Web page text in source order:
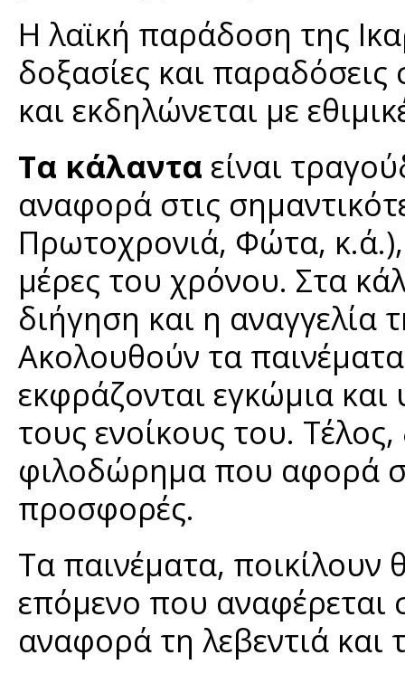
Η λαϊκή παράδοση της
δοξασίες και παραδόσεις
και εκδηλώνεται με
Τα κάλαντα είναι
αναφορά στις
Πρωτοχρονιά, Φώτα, κ.ά.),
μέρες του χρόνου. Στα
διήγηση και η αναγγελία
Ακολουθούν τα
εκφράζονται εγκώμια και
τους ενοίκους του.
φιλοδώρημα που αφορά
προσφορές.
Τα παινέματα, ποικίλουν
επόμενο που αναφέρεται
αναφορά τη λεβεντιά και